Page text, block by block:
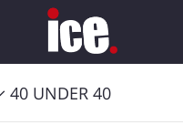
40 UNDER 40